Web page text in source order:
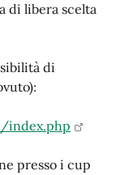
di libera scelta
di
index.php
presso i cup